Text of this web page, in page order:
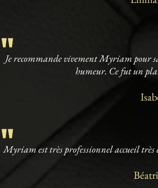
"
Je recommande vivement Myriam pour
humeur. Ce fut un
"
Myriam est très professionnel accueil